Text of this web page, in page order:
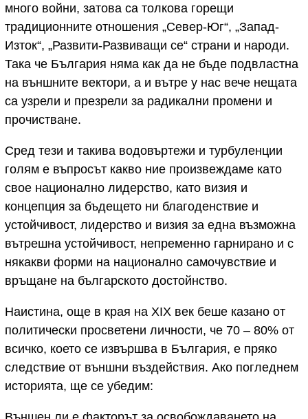
много войни, затова са толкова горещи
традиционните отношения „Север-Юг“, „Запад-
Изток“, „Развити-Развиващи се“ страни и народи.
Така че България няма как да не бъде подвластна
на външните вектори, а и вътре у нас вече нещата
са узрели и презрели за радикални промени и
прочистване.
Сред тези и такива водовъртежи и турбуленции
голям е въпросът какво ние произвеждаме като
свое национално лидерство, като визия и
концепция за бъдещето ни благоденствие и
устойчивост, лидерство и визия за една възможна
вътрешна устойчивост, непременно гарнирано и с
някакви форми на национално самочувствие и
връщане на българското достойнство.
Наистина, още в края на XIX век беше казано от
политически просветени личности, че 70 – 80% от
всичко, което се извършва в България, е пряко
следствие от външни въздействия. Ако погледнем
историята, ще се убедим: